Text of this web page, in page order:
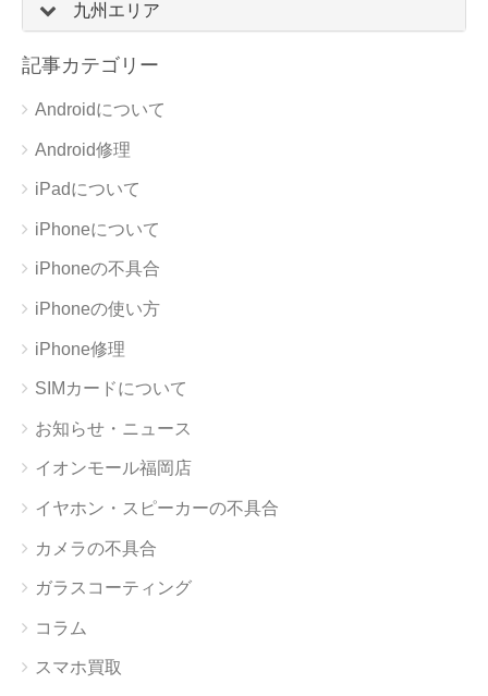
九州エリア
記事カテゴリー
Androidについて
Android修理
iPadについて
iPhoneについて
iPhoneの不具合
iPhoneの使い方
iPhone修理
SIMカードについて
お知らせ・ニュース
イオンモール福岡店
イヤホン・スピーカーの不具合
カメラの不具合
ガラスコーティング
コラム
スマホ買取